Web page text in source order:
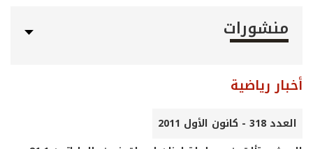
منشورات
أخبار رياضية
العدد 318 - كانون الأول 2011